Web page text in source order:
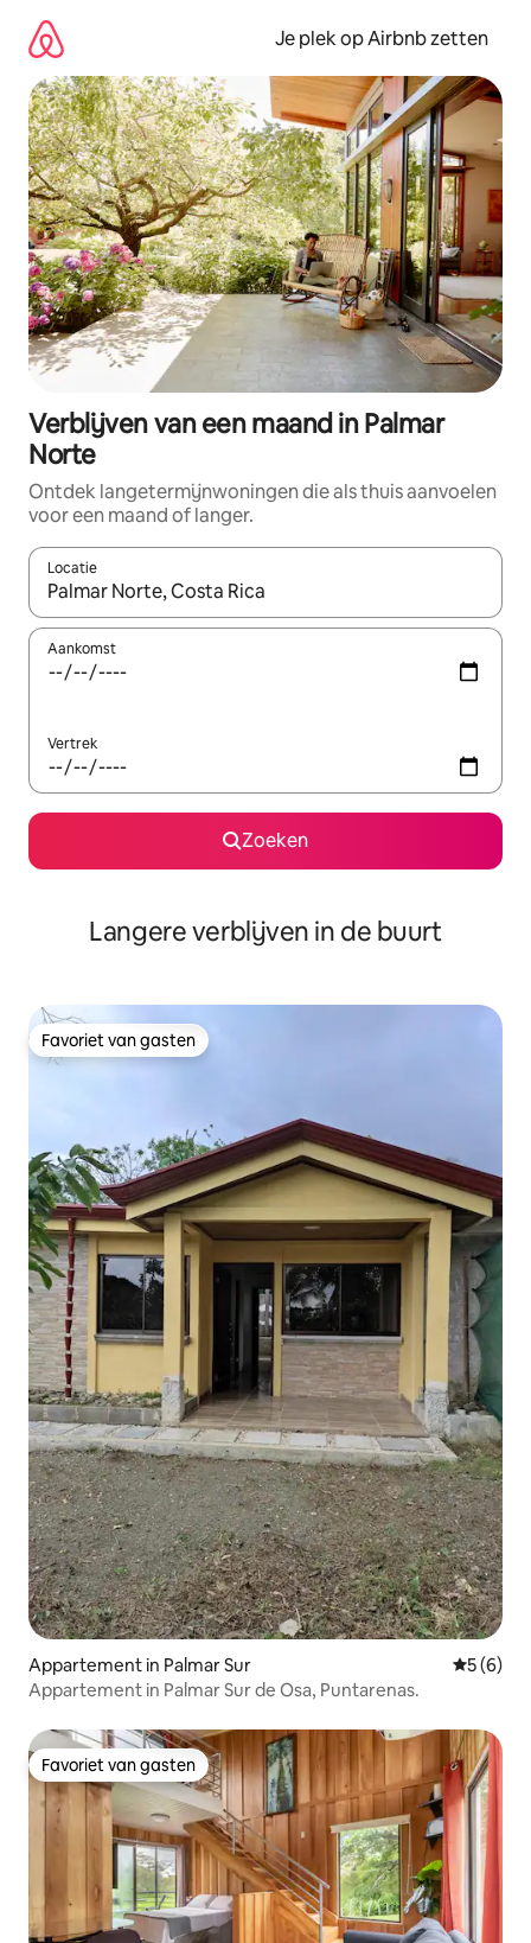
direct
naar
inhoud
Je plek op Airbnb zetten
Verblijven van een maand in Palmar
Norte
Ontdek langetermijnwoningen die als thuis aanvoelen
voor een maand of langer.
Locatie
Wanneer er resultaten beschikbaar zijn, maak je een keuze
Aankomst
Vertrek
Zoeken
Langere verblijven in de buurt
Favoriet van gasten
Favoriet van gasten
Appartement in Palmar Sur
5 (6)
Appartement in Palmar Sur de Osa, Puntarenas.
Favoriet van gasten
Favoriet van gasten